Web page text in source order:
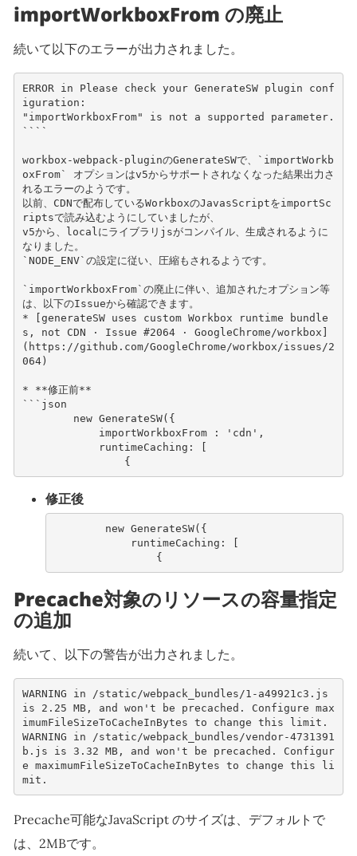
importWorkboxFrom の廃止
続いて以下のエラーが出力されました。
ERROR in Please check your GenerateSW plugin conf
iguration:
"importWorkboxFrom" is not a supported parameter.
````
workbox-webpack-pluginのGenerateSWで、`importWorkb
oxFrom` オプションはv5からサポートされなくなった結果出力さ
れるエラーのようです。
以前、CDNで配布しているWorkboxのJavasScriptをimportSc
riptsで読み込むようにしていましたが、
v5から、localにライブラリjsがコンパイル、生成されるように
なりました。
`NODE_ENV`の設定に従い、圧縮もされるようです。
`importWorkboxFrom`の廃止に伴い、追加されたオプション等
は、以下のIssueから確認できます。
* [generateSW uses custom Workbox runtime bundle
s, not CDN · Issue #2064 · GoogleChrome/workbox]
(https://github.com/GoogleChrome/workbox/issues/2
064)
* **修正前**
```json
        new GenerateSW({
            importWorkboxFrom : 'cdn',
            runtimeCaching: [
                {
修正後
new GenerateSW( {
runtimeCachi ng :
[
{
Precache対象のリソースの容量指定
の追加
続いて、以下の警告が出力されました。
WARNING in /static/webpack_bundles/1-a49921c3.js
is 2.25 MB, and won't be precached. Configure max
imumFileSizeToCacheInBytes to change this limit.
WARNING in /static/webpack_bundles/vendor-4731391
b.js is 3.32 MB, and won't be precached. Configur
e maximumFileSizeToCacheInBytes to change this li
mit.
Precache可能なJavaScript のサイズは、デフォルトで
は、2MBです。